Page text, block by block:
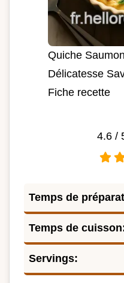
Quiche
Délicatesse
Fiche recette
4.6/
Temps de
Temps de
Servings: